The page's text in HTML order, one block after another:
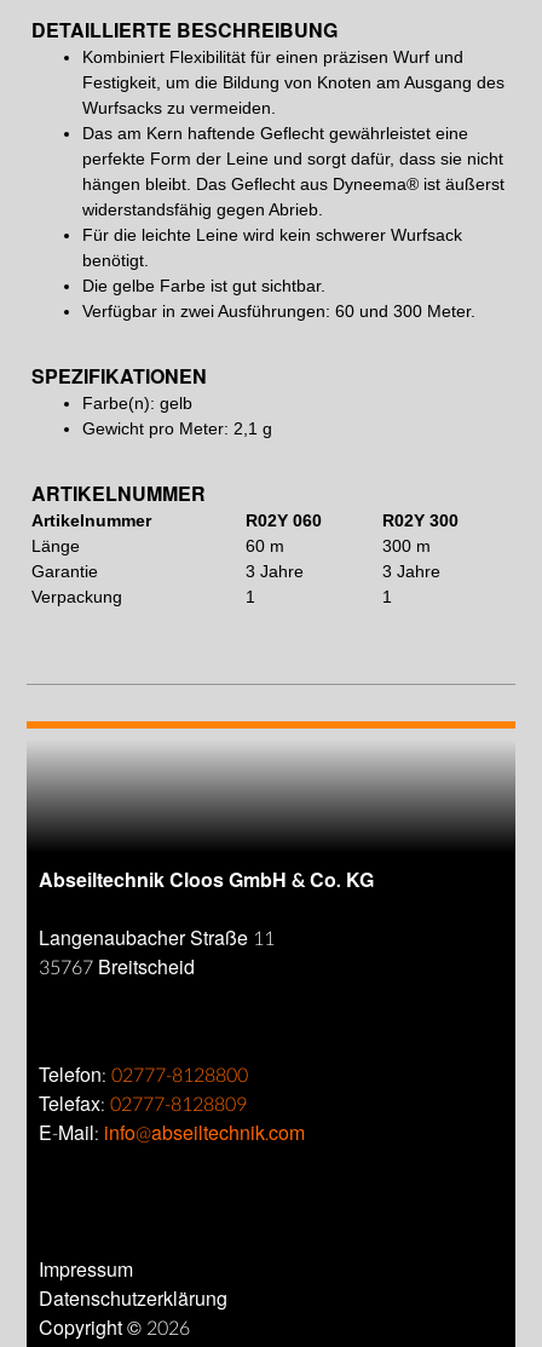
DETAILLIERTE BESCHREIBUNG
Kombiniert Flexibilität für einen präzisen Wurf und
Festigkeit, um die Bildung von Knoten am Ausgang des
Wurfsacks zu vermeiden.
Das am Kern haftende Geflecht gewährleistet eine
perfekte Form der Leine und sorgt dafür, dass sie nicht
hängen bleibt. Das Geflecht aus Dyneema® ist äußerst
widerstandsfähig gegen Abrieb.
Für die leichte Leine wird kein schwerer Wurfsack
benötigt.
Die gelbe Farbe ist gut sichtbar.
Verfügbar in zwei Ausführungen: 60 und 300 Meter.
SPEZIFIKATIONEN
Farbe(n): gelb
Gewicht pro Meter: 2,1 g
ARTIKELNUMMER
Artikelnummer R02Y 060
R02Y 300
Länge
60 m
300 m
Garantie
3 Jahre
3 Jahre
Verpackung
1 1
Abseiltechnik Cloos GmbH & Co. KG
Langenaubacher Straße 11
35767 Breitscheid
Telefon:02777-8128800
Telefax:02777-8128809
E-Mail: info@abseiltechnik.com
Impressum
Datenschutzerklärung
Copyright © 2026